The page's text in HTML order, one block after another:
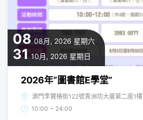
08 08月, 2026 星期六
31 10月, 2026 星期日
2026年“圖書館E學堂”
澳門李寶椿街122號青洲坊大廈第二座1樓
10:00 - 24:00